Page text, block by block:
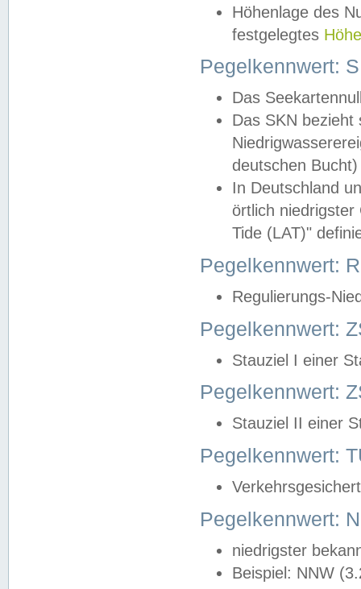
Höhenlage des
festgelegtes
Pegelkennwert:
Das
Das SKN
deutschen
In Deutschland
örtlich
Tide (LAT)"
Pegelkennwert:
Regulierungs-
Pegelkennwert:
Stauziel I einer
Pegelkennwert:
Stauziel II einer
Pegelkennwert:
Pegelkennwert:
niedrigster
Beispiel: NNW